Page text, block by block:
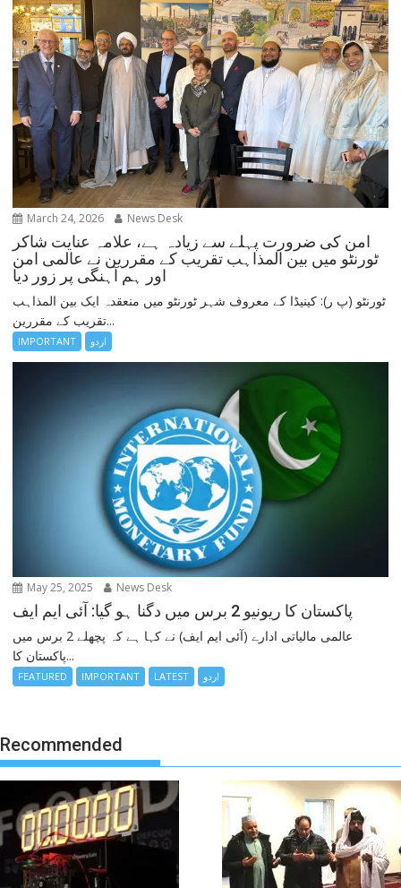
March 24, 2026 News Desk
امن کی ضرورت پہلے سے زیادہ ہے، علامہ عنایت شاکر
ٹورنٹو میں بین المذاہب تقریب کے مقررین نے عالمی امن
اور ہم آہنگی پر زور دیا
ٹورنٹو (پ ر): کینیڈا کے معروف شہر ٹورنٹو میں منعقدہ ایک بین المذاہب
تقریب کے مقررین...
IMPORTANT اردو
May 25, 2025 News Desk
پاکستان کا ریونیو 2 برس میں دگنا ہو گیا: آئی ایم ایف
عالمی مالیاتی ادارے (آئی ایم ایف) نے کہا ہے کہ پچھلے 2 برس میں
پاکستان کا...
FEATURED IMPORTANT LATEST اردو
Recommended